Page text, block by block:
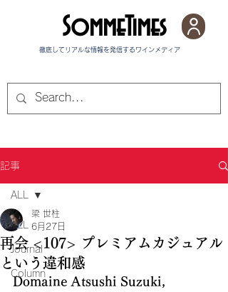
徹底してリアルな情報を発信する​ワインメディア
SommeTimes
記事
ALL
Journal
Column
ALL
再会 <107> プレミアムカジュアル
という違和感
梁 世柱
6月27日
Domaine Atsushi Suzuki,